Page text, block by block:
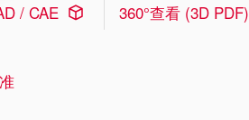
/ CAE 360°查看 (3D PDF)